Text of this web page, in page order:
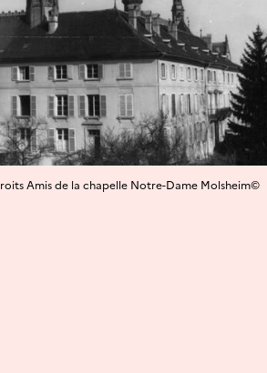
Amis de la chapelle Notre-Dame Molsheim©